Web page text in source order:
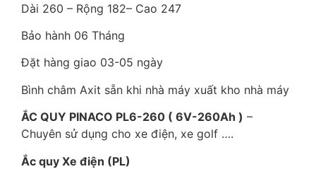
Dài 260 – Rộng 182– Cao 247
Bảo hành 06 Tháng
Đặt hàng giao 03-05 ngày
Bình châm Axit sẵn khi nhà máy xuất kho nhà máy
ẮC QUY PINACO PL6-260 ( 6V-260Ah ) –
Chuyên sử dụng cho xe điện, xe golf ….
Ắc quy Xe điện (PL)